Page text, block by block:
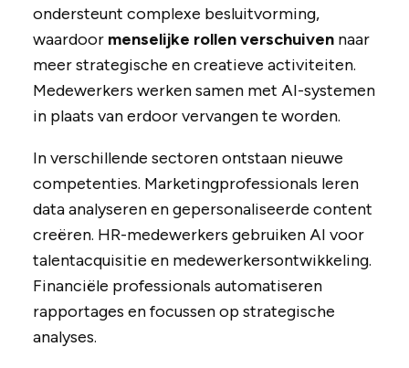
ondersteunt complexe besluitvorming,
waardoor menselijke rollen verschuivennaar
meer strategische en creatieve activiteiten.
Medewerkers werken samen met AI-systemen
in plaats van erdoor vervangen te worden.
In verschillende sectoren ontstaan nieuwe
competenties. Marketingprofessionals leren
data analyseren en gepersonaliseerde content
creëren. HR-medewerkers gebruiken AI voor
talentacquisitie en medewerkersontwikkeling.
Financiële professionals automatiseren
rapportages en focussen op strategische
analyses.